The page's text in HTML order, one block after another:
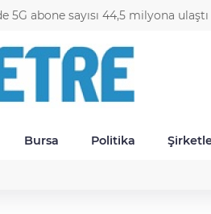
Cardif Türkiye'de üst düzey atama
BGN
27,9743
VND
0,0018
Bursa Politika